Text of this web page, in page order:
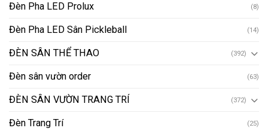
Đèn Pha LED Prolux (8)
Đèn Pha LED Sân Pickleball (14)
ĐÈN SÂN THỂ THAO (392)
Đèn sân vườn order (63)
ĐÈN SÂN VƯỜN TRANG TRÍ (372)
Đèn Trang Trí (25)